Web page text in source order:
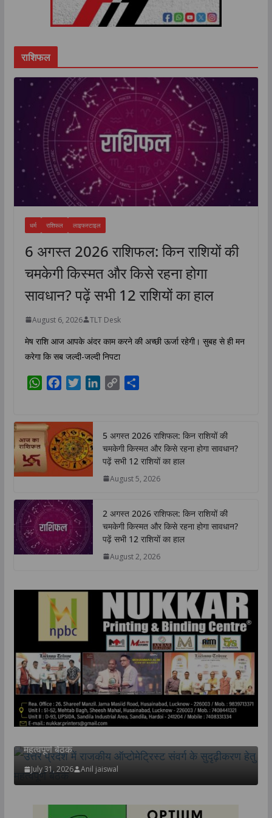
राशिफल
धर्म राशिफल लाइफस्टाइल
6 अगस्त 2026 राशिफल: किन राशियों की
चमकेगी किस्मत और किसे रहना होगा
सावधान? पढ़ें सभी 12 राशियों का हाल
August 6, 2026 TLT Desk
मेष राशि आज आपके अंदर काम करने की अच्छी ऊर्जा रहेगी। सुबह से ही मन
करेगा कि सब जल्दी-जल्दी निपटा
W
t
s
A
p
e
b
o
o
t
t
e
r
e
d
n
L
i
k
e
5 अगस्त 2026 राशिफल: किन राशियों की
चमकेगी किस्मत और किसे रहना होगा सावधान?
पढ़ें सभी 12 राशियों का हाल
August 5, 2026
2 अगस्त 2026 राशिफल: किन राशियों की
चमकेगी किस्मत और किसे रहना होगा सावधान?
पढ़ें सभी 12 राशियों का हाल
August 2, 2026
उत्तर प्रदेश राज्य लखनऊ
महत्वपूर्ण बैठक
July 31, 2026 Anil jaiswal